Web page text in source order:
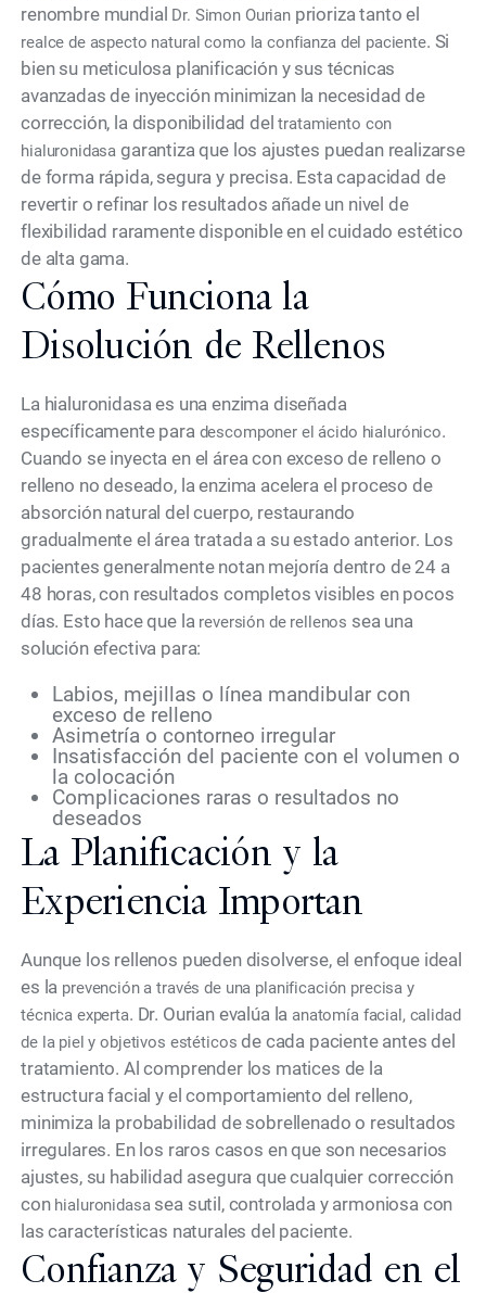
renombre mundial Dr. Simon Ourianprioriza tanto el
realce de aspecto natural como la confianza del paciente. Si
bien su meticulosa planificación y sus técnicas
avanzadas de inyección minimizan la necesidad de
corrección, la disponibilidad deltratamiento con
hialuronidasa garantiza que los ajustes puedan realizarse
de forma rápida, segura y precisa. Esta capacidad de
revertir o refinar los resultados añade un nivel de
flexibilidad raramente disponible en el cuidado estético
de alta gama.
Cómo Funciona la
Disolución de Rellenos
La hialuronidasa es una enzima diseñada
específicamente para descomponer el ácido hialurónico.
Cuando se inyecta en el área con exceso de relleno o
relleno no deseado, la enzima acelera el proceso de
absorción natural del cuerpo, restaurando
gradualmente el área tratada a su estado anterior. Los
pacientes generalmente notan mejoría dentro de 24 a
48 horas, con resultados completos visibles en pocos
días. Esto hace que la reversión de rellenos sea una
solución efectiva para:
Labios, mejillas o línea mandibular con
exceso de relleno
Asimetría o contorneo irregular
Insatisfacción del paciente con el volumen o
la colocación
Complicaciones raras o resultados no
deseados
La Planificación y la
Experiencia Importan
Aunque los rellenos pueden disolverse, el enfoque ideal
es la prevención a través de una planificación precisa y
técnica experta. Dr. Ourian evalúa la anatomía facial, calidad
de la piel y objetivos estéticos de cada paciente antes del
tratamiento. Al comprender los matices de la
estructura facial y el comportamiento del relleno,
minimiza la probabilidad de sobrellenado o resultados
irregulares. En los raros casos en que son necesarios
ajustes, su habilidad asegura que cualquier corrección
con hialuronidasa sea sutil, controlada y armoniosa con
las características naturales del paciente.
Confianza y Seguridad en el